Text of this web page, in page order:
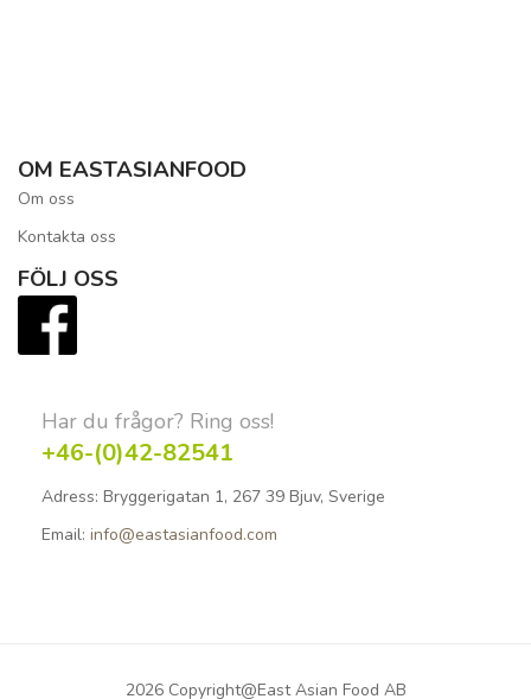
OM EASTASIANFOOD
Om oss
Kontakta oss
FÖLJ OSS
Har du frågor? Ring oss!
+46-(0)42-82541
Adress: Bryggerigatan 1, 267 39 Bjuv, Sverige
Email: info@eastasianfood.com
2026 Copyright@East Asian Food AB